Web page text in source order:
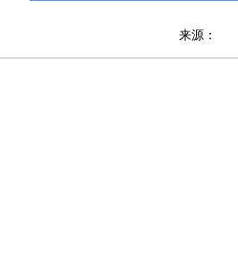
来源：